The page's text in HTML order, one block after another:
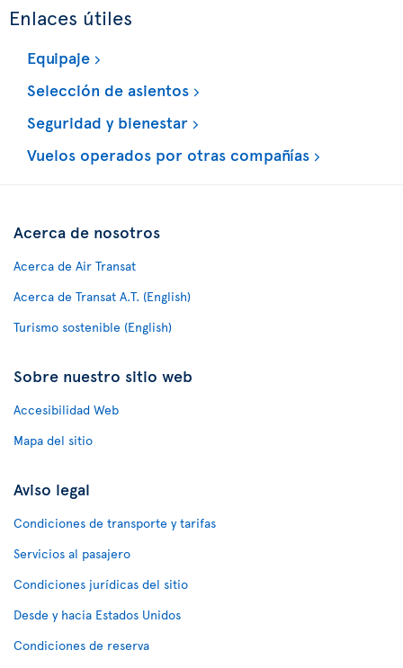
Enlaces útiles
Equipaje
Selección de asientos
Seguridad y bienestar
Vuelos operados por otras compañías
Acerca de nosotros
Acerca de Air Transat
Acerca de Transat A.T. (English)
Turismo sostenible (English)
Sobre nuestro sitio web
Accesibilidad Web
Mapa del sitio
Aviso legal
Condiciones de transporte y tarifas
Servicios al pasajero
Condiciones jurídicas del sitio
Desde y hacia Estados Unidos
Condiciones de reserva